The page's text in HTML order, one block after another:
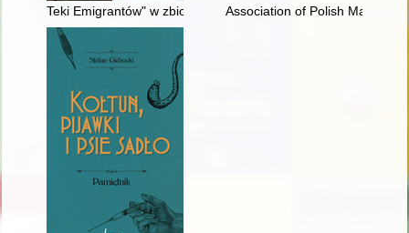
Teki Emigrantów" w zbiorach Biblioteki Książąt Czartoryskich
Association of Polish Malta